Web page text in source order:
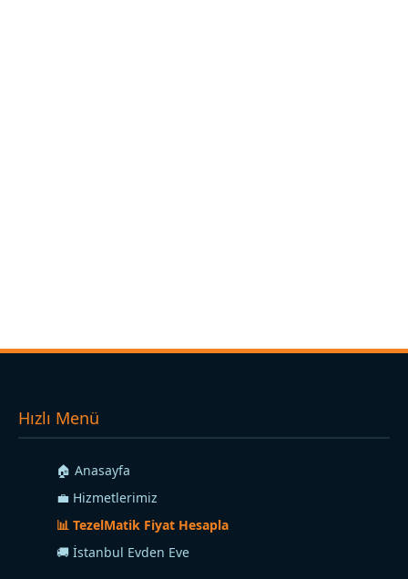
Hızlı Menü
🏠 Anasayfa
💼 Hizmetlerimiz
📊 TezelMatik Fiyat Hesapla
🚚 İstanbul Evden Eve